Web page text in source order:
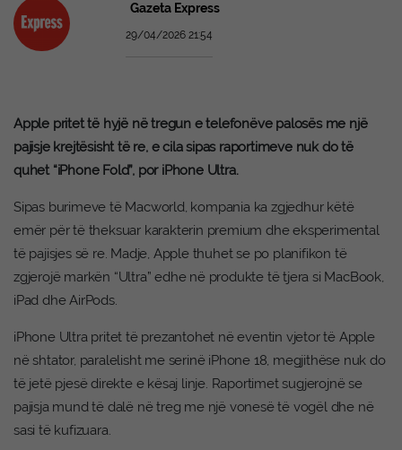
Gazeta Express
29/04/2026 21:54
Apple pritet të hyjë në tregun e telefonëve palosës me një
pajisje krejtësisht të re, e cila sipas raportimeve nuk do të
quhet “iPhone Fold”, por iPhone Ultra.
Sipas burimeve të Macworld, kompania ka zgjedhur këtë
emër për të theksuar karakterin premium dhe eksperimental
të pajisjes së re. Madje, Apple thuhet se po planifikon të
zgjerojë markën “Ultra” edhe në produkte të tjera si MacBook,
iPad dhe AirPods.
iPhone Ultra pritet të prezantohet në eventin vjetor të Apple
në shtator, paralelisht me serinë iPhone 18, megjithëse nuk do
të jetë pjesë direkte e kësaj linje. Raportimet sugjerojnë se
pajisja mund të dalë në treg me një vonesë të vogël dhe në
sasi të kufizuara.